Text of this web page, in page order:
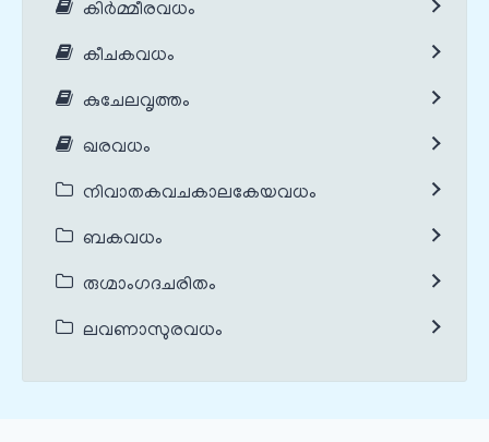
കിർമ്മീരവധം
കീചകവധം
കുചേലവൃത്തം
ഖരവധം
നിവാതകവചകാലകേയവധം
ബകവധം
രുഗ്മാംഗദചരിതം
ലവണാസുരവധം